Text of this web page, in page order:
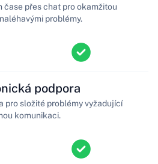
čase přes chat pro okamžitou
problémy.
podpora
pro složité problémy vyžadující
komunikaci.